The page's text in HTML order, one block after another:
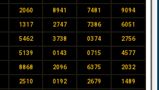
2060 8941 7481 9094
1317 2747 7386 6051
5462 3738 0374 2756
5139 0143 0715 4577
8868 2096 6375 2032
2510 0192 2679 1489